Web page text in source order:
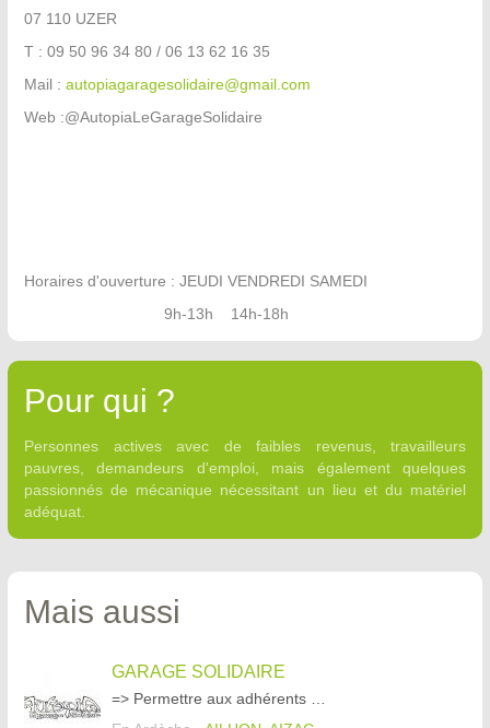
07 110 UZER
T : 09 50 96 34 80 / 06 13 62 16 35
Mail : autopiagaragesolidaire@gmail.com
Web :@AutopiaLeGarageSolidaire
Horaires d'ouverture : JEUDI VENDREDI SAMEDI
9h-13h 14h-18h
Pour qui ?
Personnes actives avec de faibles revenus, travailleurs
pauvres, demandeurs d'emploi, mais également quelques
passionnés de mécanique nécessitant un lieu et du matériel
adéquat.
Mais aussi
GARAGE SOLIDAIRE